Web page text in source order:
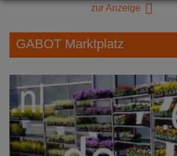
zur Anzeige
GABOT Marktplatz